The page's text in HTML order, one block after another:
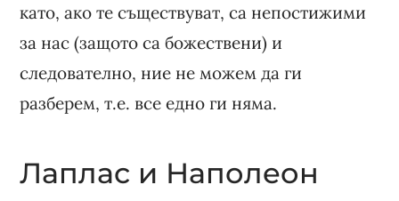
като, ако те съществуват, са непостижими
за нас (защото са божествени) и
следователно, ние не можем да ги
разберем, т.е. все едно ги няма.
Лаплас и Наполеон